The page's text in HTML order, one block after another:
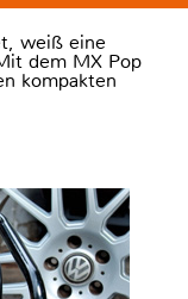
weiß eine
dem MX Pop
kompakten